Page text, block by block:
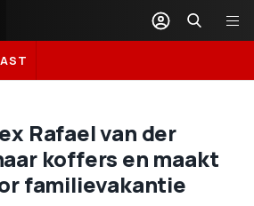
Rafael van der
koffers en maakt
familievakantie